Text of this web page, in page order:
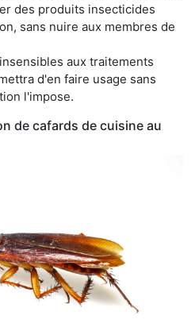
des produits insecticides
sans nuire aux membres de
aux traitements
d'en faire usage sans
l'impose.
de cafards de cuisine au